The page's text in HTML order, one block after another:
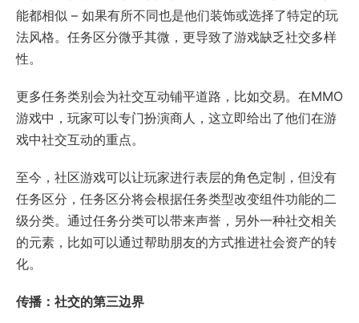
能都相似 – 如果有所不同也是他们装饰或选择了特定的玩
法风格。任务区分微乎其微，更导致了游戏缺乏社交多样
性。
更多任务类别会为社交互动铺平道路，比如交易。在MMO
游戏中，玩家可以专门扮演商人，这立即给出了他们在游
戏中社交互动的重点。
至今，社区游戏可以让玩家进行表层的角色定制，但没有
任务区分，任务区分将会根据任务类型改变组件功能的二
级分类。通过任务分类可以带来声誉，另外一种社交相关
的元素，比如可以通过帮助朋友的方式推进社会资产的转
化。
传播：社交的第三边界